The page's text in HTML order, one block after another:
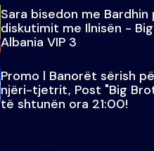
Sara bisedon me Bardhin
diskutimit me Ilnisën -
Albania VIP 3
Promo l Banorët sërish
njëri-tjetrit, Post "Big
të shtunën ora 21:00!